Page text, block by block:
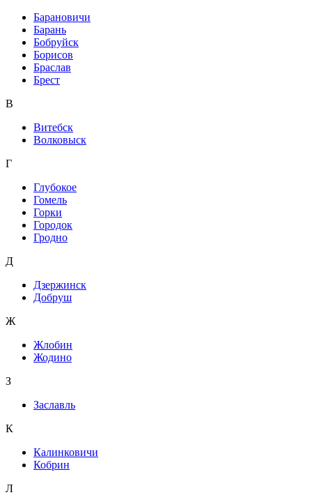
Барановичи
Барань
Бобруйск
Борисов
Браслав
Брест
В
Витебск
Волковыск
Г
Глубокое
Гомель
Горки
Городок
Гродно
Д
Дзержинск
Добруш
Ж
Жлобин
Жодино
З
Заславль
К
Калинковичи
Кобрин
Л